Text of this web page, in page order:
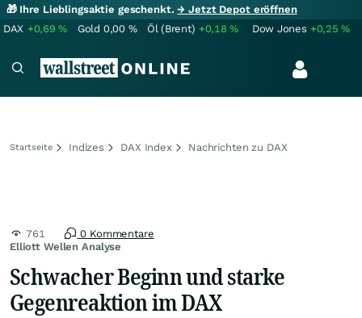
🎁 Ihre Lieblingsaktie geschenkt.→ Jetzt Depot eröffnen
DAX +0,69% Gold 0,00 % Öl (Brent) +0,18% Dow Jones +0,25%
Startseite Indizes DAX Index Nachrichten zu DAX
Elliott Wellen Analyse
761 0 Kommentare
Schwacher Beginn und starke
Gegenreaktion im DAX